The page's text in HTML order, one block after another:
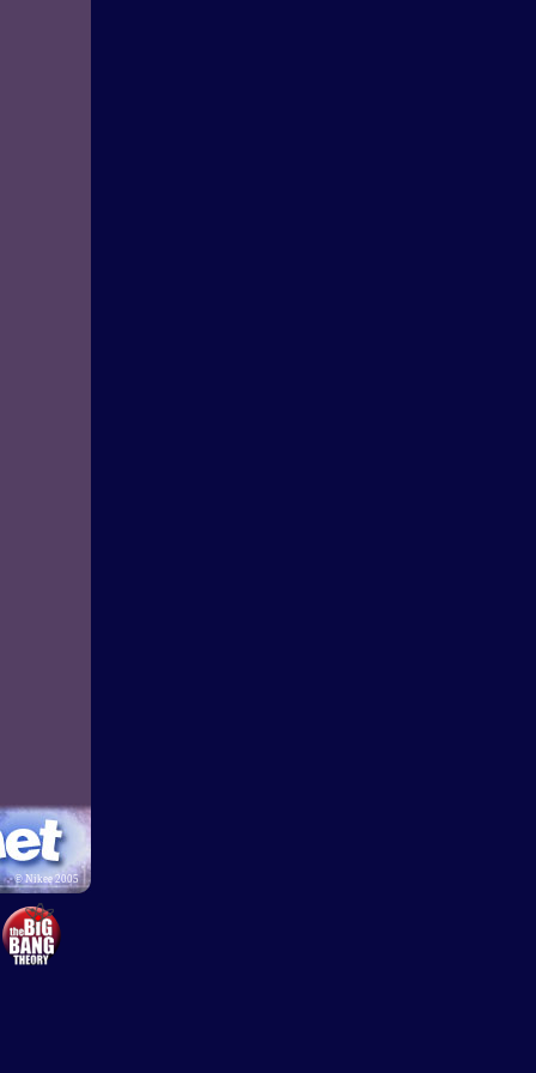
© Nikee 2005